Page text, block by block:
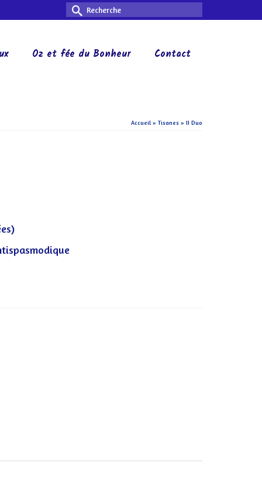
Rechercher :
Oz et fée du Bonheur Contact
Accueil » Tisanes » II Duo